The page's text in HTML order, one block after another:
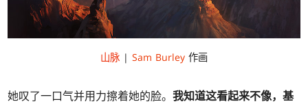
山脉 | Sam Burley 作画
她叹了一口气并用力擦着她的脸。我知道这看起来不像，基